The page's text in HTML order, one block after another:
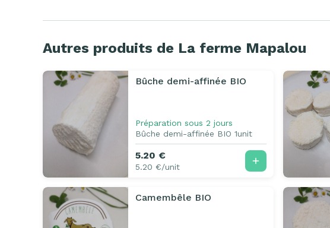
Autres produits de La ferme Mapalou
Bûche demi-affinée BIO
Préparation sous 2 jours
Bûche demi-affinée BIO 1unit
5.20 €
5.20 €/unit
Camembêle BIO